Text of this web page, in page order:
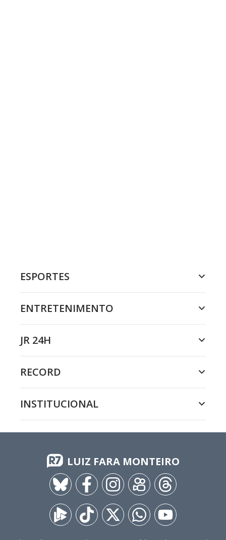
ESPORTES
ENTRETENIMENTO
JR 24H
RECORD
INSTITUCIONAL
LUIZ FARA MONTEIRO